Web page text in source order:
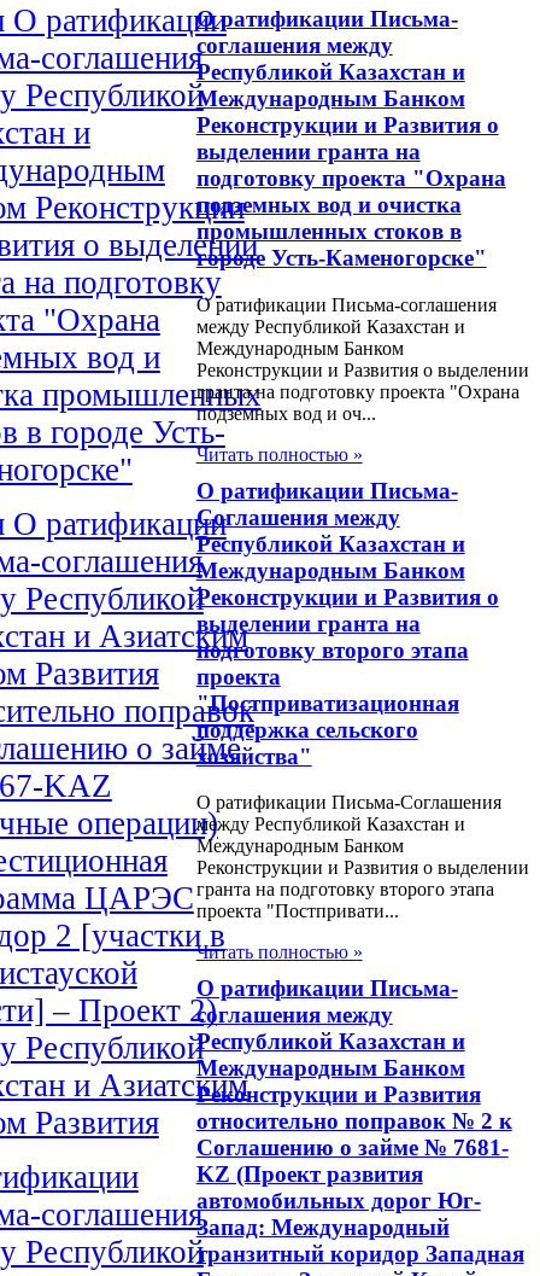
О ратификации
соглашения
Республикой
и
Реконструкции
о выделении
на подготовку
"Охрана
вод и
промышленных
в городе Усть-
О ратификации
соглашения
Республикой
и Азиатским
Развития
поправок
о займе
KAZ
операции)
ЦАРЭС
2 [участки в
– Проект 2)
Республикой
и Азиатским
Развития
соглашения
Республикой
О ратификации Письма-
соглашения между
Республикой Казахстан и
Международным Банком
Реконструкции и Развития о
выделении гранта на
подготовку проекта "Охрана
подземных вод и очистка
промышленных стоков в
городе Усть-Каменогорске"
О ратификации Письма-соглашения
между Республикой Казахстан и
Международным Банком
Реконструкции и Развития о выделении
гранта на подготовку проекта "Охрана
подземных вод и оч...
Читать полностью »
О ратификации Письма-
Соглашения между
Республикой Казахстан и
Международным Банком
Реконструкции и Развития о
выделении гранта на
подготовку второго этапа
проекта
"Постприватизационная
поддержка сельского
хозяйства"
О ратификации Письма-Соглашения
между Республикой Казахстан и
Международным Банком
Реконструкции и Развития о выделении
гранта на подготовку второго этапа
проекта "Постпривати...
Читать полностью »
О ратификации Письма-
соглашения между
Республикой Казахстан и
Международным Банком
Реконструкции и Развития
относительно поправок № 2 к
Соглашению о займе № 7681-
KZ (Проект развития
автомобильных дорог Юг-
Запад: Международный
транзитный коридор Западная